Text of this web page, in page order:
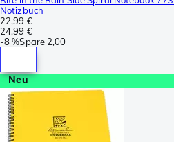
Notizbuch
22,99 €
24,99 €
-8 %Spare 2,00
Neu